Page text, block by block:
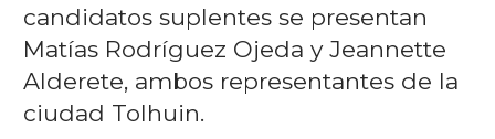
candidatos suplentes se presentan
Matías Rodríguez Ojeda y Jeannette
Alderete, ambos representantes de la
ciudad Tolhuin.